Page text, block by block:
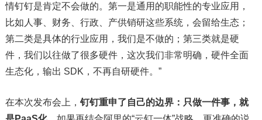
情钉钉是肯定不会做的。第一是通用的职能性的专业应用，
比如人事、财务、行政、产供销研这些系统，会留给生态；
第二类是具体的行业应用，我们是不做的；第三类就是硬
件，我们以往做了很多硬件，这次我们非常明确，硬件全面
生态化，输出 SDK，不再自研硬件。”
在本次发布会上，钉钉重申了自己的边界：只做一件事，就